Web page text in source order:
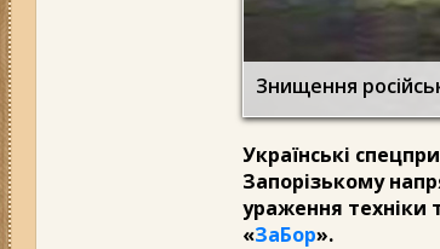
Знищення
Українські
Запорізькому
ураження техніки
«ЗаБор».